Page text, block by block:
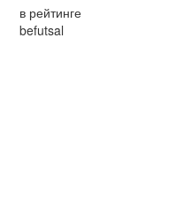
в рейтинге
befutsal